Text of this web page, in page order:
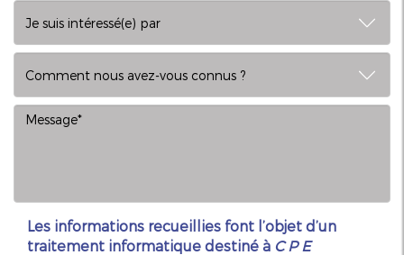
Les informations recueillies font l’objet d’un
traitement informatique destiné à C P E